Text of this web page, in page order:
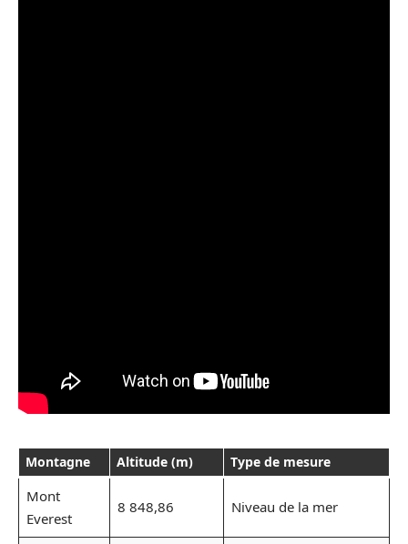
Montagne Altitude (m) Type de mesure
Mont
Everest
8 848,86 Niveau de la mer